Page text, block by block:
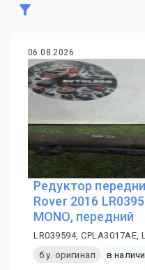
06.08.2026
Редуктор
Rover 2016
MONO, передний
LR039594, CPLA3017AE,
б.у. оригинал
в